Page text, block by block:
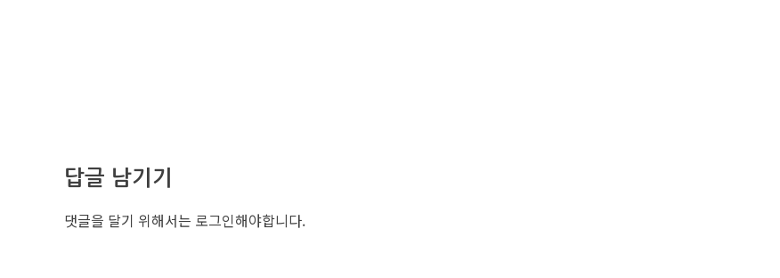
답글 남기기
댓글을 달기 위해서는 로그인해야합니다.